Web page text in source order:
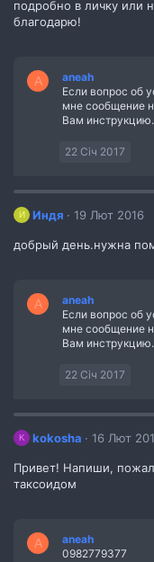
подробно в личку или
благодарю!
A
aneah
Если вопрос об
мне сообщение
Вам инструкцию.
22 Січ 2017
И Индя 19 Лют 2016
добрый день.нужна
A
aneah
Если вопрос об
мне сообщение
Вам инструкцию.
22 Січ 2017
K kokosha 16 Лют
Привет! Напиши,
таксоидом
A
aneah
0982779377